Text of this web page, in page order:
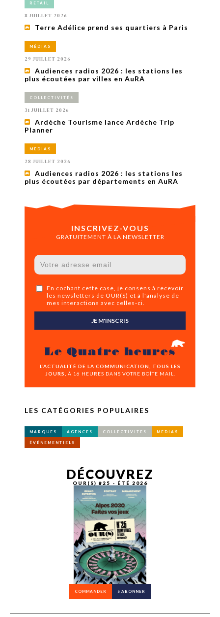
RETAIL
8 JUILLET 2026
Terre Adélice prend ses quartiers à Paris
MÉDIAS
29 JUILLET 2026
Audiences radios 2026 : les stations les
plus écoutées par villes en AuRA
COLLECTIVITÉS
31 JUILLET 2026
Ardèche Tourisme lance Ardèche Trip
Planner
MÉDIAS
28 JUILLET 2026
Audiences radios 2026 : les stations les
plus écoutées par départements en AuRA
INSCRIVEZ-VOUS
GRATUITEMENT À LA NEWSLETTER
En cochant cette case, je consens à recevoir
les newsletters de OUR(S) et à l'analyse de
mes interactions avec celles-ci.
JE M'INSCRIS
Le Quatre heures
L’ACTUALITÉ DE LA COMMUNICATION, TOUS LES
JOURS,
À 16 HEURES DANS VOTRE BOÎTE MAIL.
LES CATÉGORIES POPULAIRES
MARQUES AGENCES COLLECTIVITÉS MÉDIAS
ÉVÉNEMENTIELS
DÉCOUVREZ
OUR(S) #25 - ÉTÉ 2026
COMMANDER S’ABONNER